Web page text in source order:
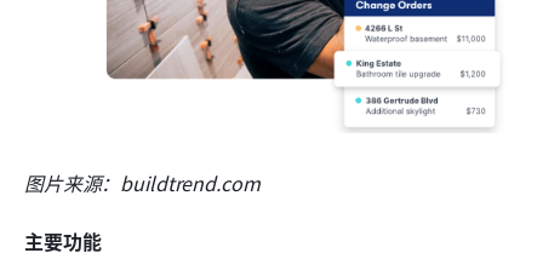
图片来源：buildtrend.com
主要功能